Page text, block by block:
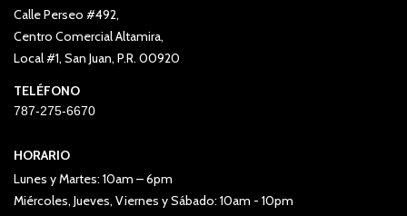
Calle Perseo #492,
Centro Comercial Altamira,
Local #1, San Juan, P.R. 00920
TELÉFONO
787-275-6670
HORARIO
Lunes y Martes: 10am – 6pm
Miércoles, Jueves, Viernes y Sábado: 10am - 10pm